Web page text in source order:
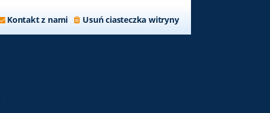
Usuń ciasteczka witryny
Kontakt z nami